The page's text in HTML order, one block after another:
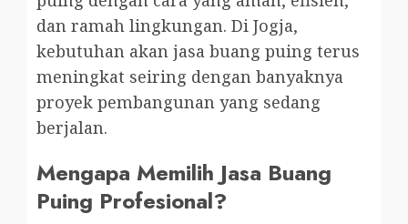
dan ramah lingkungan. Di Jogja,
kebutuhan akan jasa buang puing terus
meningkat seiring dengan banyaknya
proyek pembangunan yang sedang
berjalan.
Mengapa Memilih Jasa Buang
Puing Profesional?